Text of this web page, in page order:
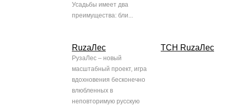
Усадьбы имеет два
преимущества: бли...
RuzaЛес
РузаЛес – новый
масштабный проект, игра
вдохновения бесконечно
влюбленных в
неповторимую русскую
ТСН RuzaЛес